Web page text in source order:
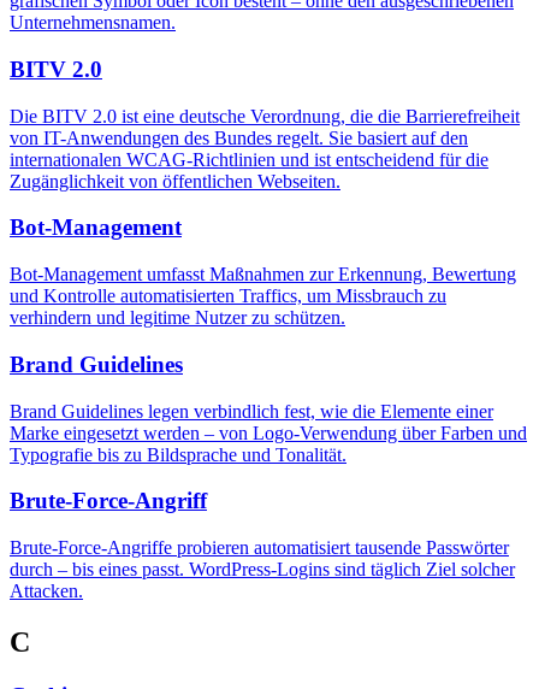
Unternehmensnamen.
BITV 2.0
Die BITV 2.0 ist eine deutsche Verordnung, die die Barrierefreiheit
von IT-Anwendungen des Bundes regelt. Sie basiert auf den
internationalen WCAG-Richtlinien und ist entscheidend für die
Zugänglichkeit von öffentlichen Webseiten.
Bot-Management
Bot-Management umfasst Maßnahmen zur Erkennung, Bewertung
und Kontrolle automatisierten Traffics, um Missbrauch zu
verhindern und legitime Nutzer zu schützen.
Brand Guidelines
Brand Guidelines legen verbindlich fest, wie die Elemente einer
Marke eingesetzt werden – von Logo-Verwendung über Farben und
Typografie bis zu Bildsprache und Tonalität.
Brute-Force-Angriff
Brute-Force-Angriffe probieren automatisiert tausende Passwörter
durch – bis eines passt. WordPress-Logins sind täglich Ziel solcher
Attacken.
C